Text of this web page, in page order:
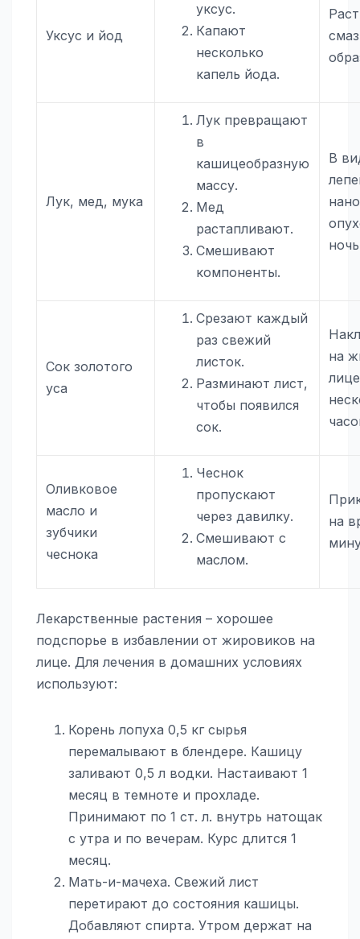
Уксус и йод
уксус.
Капают
несколько
капель йода.
Лук, мед, мука
Лук превращают
в
кашицеобразную
массу.
Мед
растапливают.
Смешивают
компоненты.
В
ночь
Сок золотого
уса
Срезают каждый
раз свежий
листок.
Разминают лист,
чтобы появился
сок.
на
Оливковое
масло и
зубчики
чеснока
Чеснок
пропускают
через давилку.
Смешивают с
маслом.
на
Лекарственные растения – хорошее
подспорье в избавлении от жировиков на
лице. Для лечения в домашних условиях
используют:
Корень лопуха 0,5 кг сырья
перемалывают в блендере. Кашицу
заливают 0,5 л водки. Настаивают 1
месяц в темноте и прохладе.
Принимают по 1 ст. л. внутрь натощак
с утра и по вечерам. Курс длится 1
месяц.
Мать-и-мачеха. Свежий лист
перетирают до состояния кашицы.
Добавляют спирта. Утром держат на